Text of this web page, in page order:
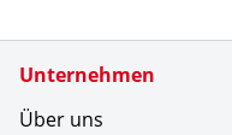
Unternehmen
Über uns